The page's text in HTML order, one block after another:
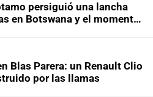
por temperaturas bajas
108 años y celebró la
son parte de su historia
persiguió una lancha
en Botswana y el momento
Blas Parera: un Renault Clio
por las llamas